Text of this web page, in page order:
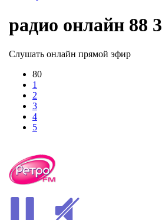
радио онлайн 88 3
Слушать онлайн прямой эфир
80
1
2
3
4
5